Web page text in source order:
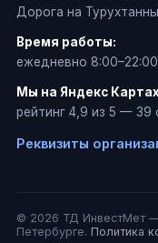
Дорога на
Время работы:
ежедневно 8:00–22:00
Мы на Яндекс
рейтинг 4,9 из 5 — 39
Реквизиты
© 2026 ТД ИнвестМет —
Петербурге. Политика